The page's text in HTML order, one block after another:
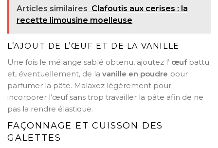
Articles similaires Clafoutis aux cerises : la
recette limousine moelleuse
L’AJOUT DE L’ŒUF ET DE LA VANILLE
Une fois le mélange sablé obtenu, ajoutez l’ œufbattu
et, éventuellement, de la vanille en poudre pour
parfumer la pâte. Malaxez légèrement pour
incorporer l’œuf sans trop travailler la pâte afin de ne
pas la rendre élastique.
FAÇONNAGE ET CUISSON DES
GALETTES